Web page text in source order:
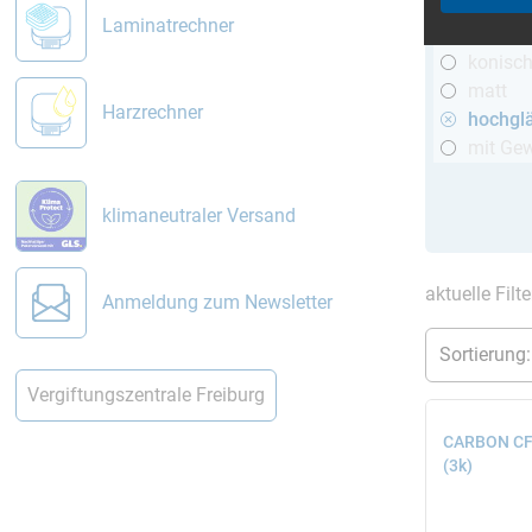
Laminatrechner
Harzrechner
klimaneutraler Versand
Anmeldung zum Newsletter
Vergiftungszentrale Freiburg
aktuelle
CARBON
(3k)